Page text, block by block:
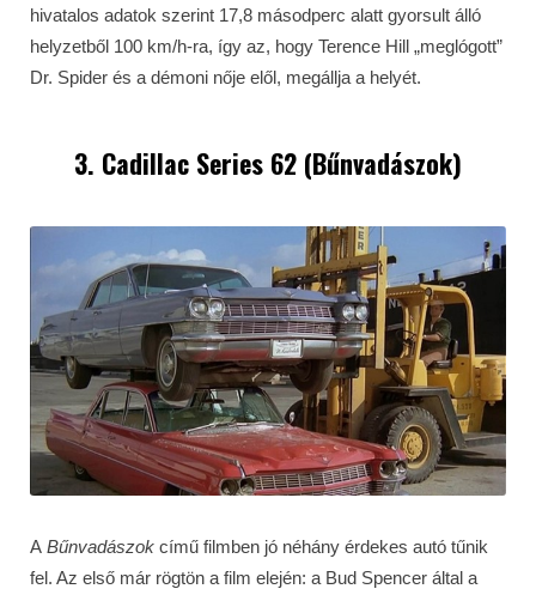
hivatalos adatok szerint 17,8 másodperc alatt gyorsult álló
helyzetből 100 km/h-ra, így az, hogy Terence Hill „meglógott”
Dr. Spider és a démoni nője elől, megállja a helyét.
3. Cadillac Series 62 (Bűnvadászok)
A Bűnvadászok című filmben jó néhány érdekes autó tűnik
fel. Az első már rögtön a film elején: a Bud Spencer által a